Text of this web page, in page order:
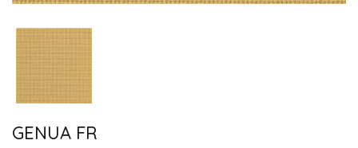
GENUA FR